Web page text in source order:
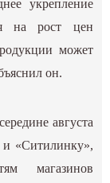
укрепление
на рост цен
может
он.
августа
«Ситилинку»,
магазинов